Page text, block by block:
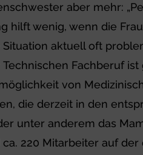
aber mehr:
hilft wenig, wenn die
aktuell oft
Fachberuf ist
von
die derzeit in den
unter anderem das
220 Mitarbeiter auf der